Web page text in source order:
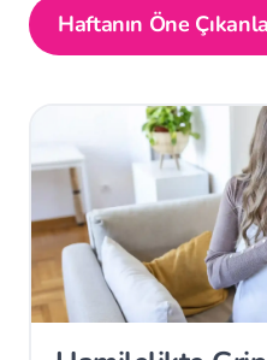
Haftanın Öne